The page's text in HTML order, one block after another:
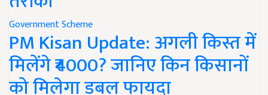
Government Scheme
PM Kisan Update: अगली किस्त में
मिलेंगे ₹4000? जानिए किन किसानों
को मिलेगा डबल फायदा